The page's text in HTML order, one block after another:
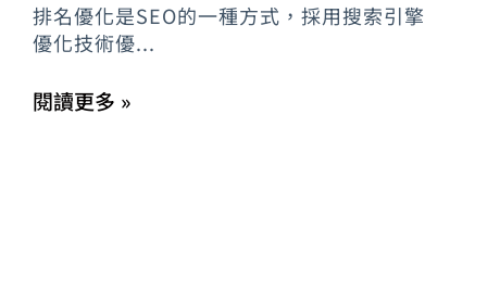
排名優化是SEO的一種方式，採用搜索引擎
優化技術優...
閱讀更多 »